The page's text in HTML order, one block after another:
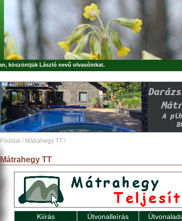
köszöntjük László nevű olvasóinkat.
Főoldal / Mátrahegy TT /
Mátrahegy TT
Kiírás Útvonalleírás